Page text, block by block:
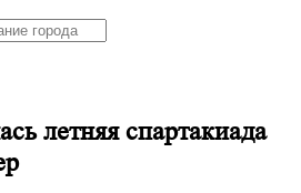
летняя спартакиада